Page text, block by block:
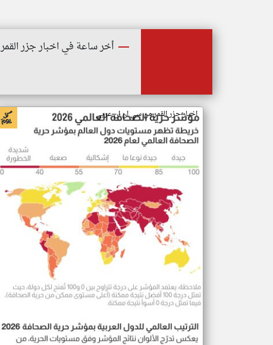
أخر ساعة في اخبار جزر القمر
اخبار جزر القمر من سي ان ان عربي